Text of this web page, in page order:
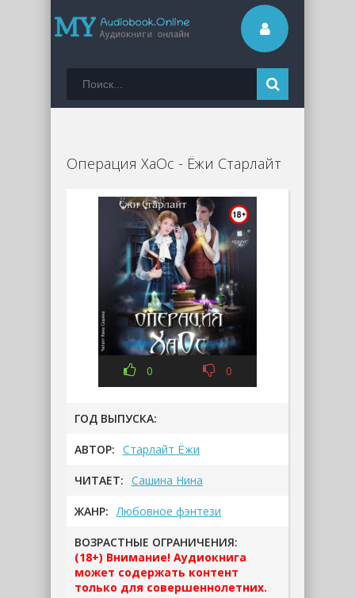
Операция ХаОс - Ёжи Старлайт
0 0
ГОД ВЫПУСКА:
АВТОР: Старлайт Ёжи
ЧИТАЕТ: Сашина Нина
ЖАНР: Любовное фэнтези
ВОЗРАСТНЫЕ ОГРАНИЧЕНИЯ:
(18+) Внимание! Аудиокнига
может содержать контент
только для совершеннолетних.